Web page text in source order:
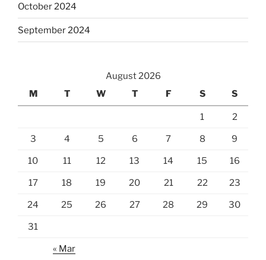
October 2024
September 2024
August 2026
M
T W T F S S
1 2
3 4 5 6 7 8 9
10 11 12 13 14 15 16
17 18 19 20 21 22 23
24 25 26 27 28 29 30
31
« Mar